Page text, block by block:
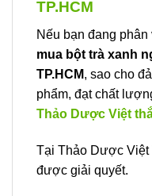
TP.HCM
Nếu bạn đang
mua bột trà xanh
TP.HCM, sao cho
phẩm, đạt chất
Thảo Dược Việt
Tại Thảo Dược Việt
được giải quyết.